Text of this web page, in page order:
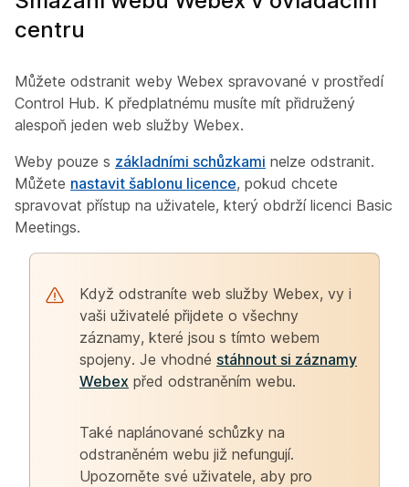
centru
Můžete odstranit weby Webex spravované v prostředí
Control Hub. K předplatnému musíte mít přidružený
alespoň jeden web služby Webex.
Weby pouze s základními schůzkami nelze odstranit.
Můžete nastavit šablonu licence, pokud chcete
spravovat přístup na uživatele, který obdrží licenci Basic
Meetings.
Když odstraníte web služby Webex, vy i
vaši uživatelé přijdete o všechny
záznamy, které jsou s tímto webem
spojeny. Je vhodné stáhnout si záznamy
Webex před odstraněním webu.
Také naplánované schůzky na
odstraněném webu již nefungují.
Upozorněte své uživatele, aby pro